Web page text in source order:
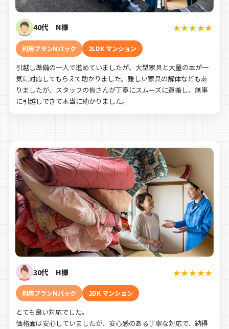
40代 N様 ★★★★★
利用プランMパック 2LDK マンション
引越し準備の一人で進めていましたが、大型家具と大量の本が一
気に対応してもらえて助かりました。難しい家具の解体などもあ
りましたが、スタッフの皆さんが丁寧にスムーズに運搬し、無事
に引越しできて本当に助かりました。
30代 H様 ★★★★★
利用プランMパック 2DK マンション
とても良い対応でした。
価格面は安心していましたが、安心感のある丁寧な対応で、納得